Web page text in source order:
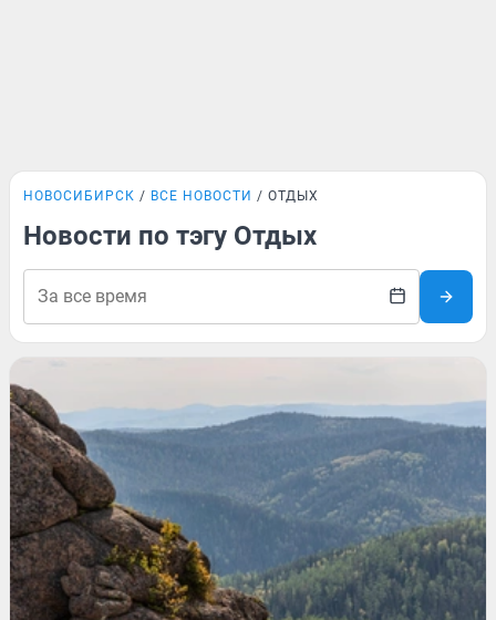
НОВОСИБИРСК ВСЕ НОВОСТИ ОТДЫХ
Новости по тэгу Отдых